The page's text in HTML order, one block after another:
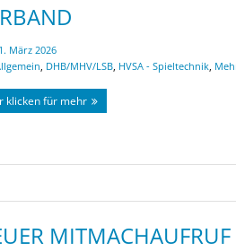
März 2026
DHB/MHV/LSB HVSA - Spieltechnik
klicken für mehr
MITMACHAUFRUF